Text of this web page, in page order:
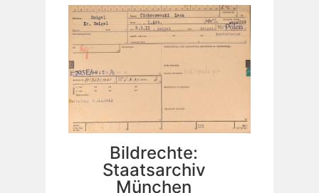
Bildrechte:
Staatsarchiv
München